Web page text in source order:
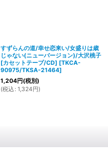
すずらんの道/幸せ恋来い/女盛りは歳
じゃない(ニューバージョン)/大沢桃子
[カセットテープ/CD] [TKCA-
90975/TKSA-21464]
1,204円(税別)
(税込 : 1,324円)